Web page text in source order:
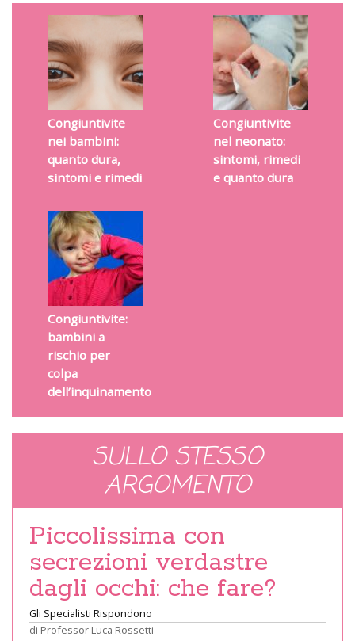
Congiuntivite
nei bambini:
quanto dura,
sintomi e rimedi
Congiuntivite
nel neonato:
sintomi, rimedi
e quanto dura
Congiuntivite:
bambini a
rischio per
colpa
dell’inquinamento
SULLO STESSO
ARGOMENTO
Piccolissima con
secrezioni verdastre
dagli occhi: che fare?
Gli Specialisti Rispondono
di Professor Luca Rossetti